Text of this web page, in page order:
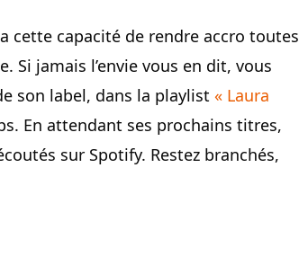
a cette capacité de rendre accro toutes
Si jamais l’envie vous en dit, vous
son label, dans la playlist « Laura
En attendant ses prochains titres,
sur Spotify. Restez branchés,